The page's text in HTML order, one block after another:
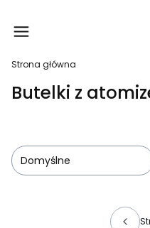
Strona główna
Butelki z
Domyślne